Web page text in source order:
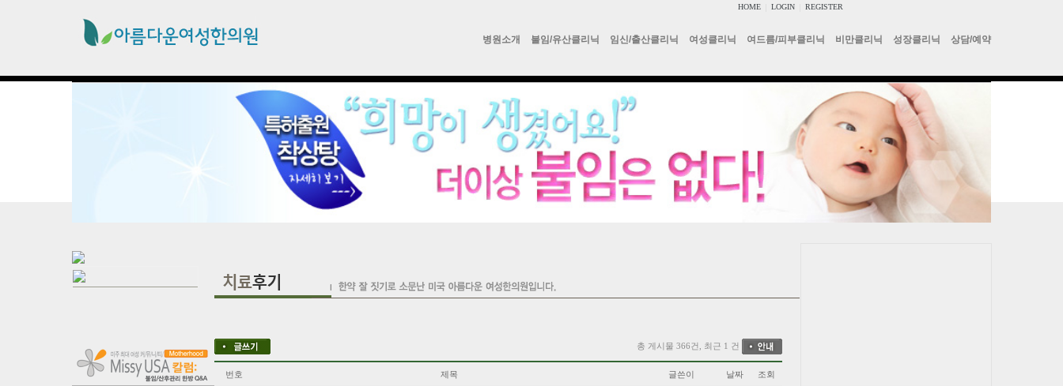
HOME LOGIN REGISTER
병원소개 불임/유산클리닉 임신/출산클리닉 여성클리닉 여드름/피부클리닉 비만클리닉 성장클리닉 상담/예약
총 게시물 366건, 최근 1 건
번호 제목 글쓴이 날짜 조회